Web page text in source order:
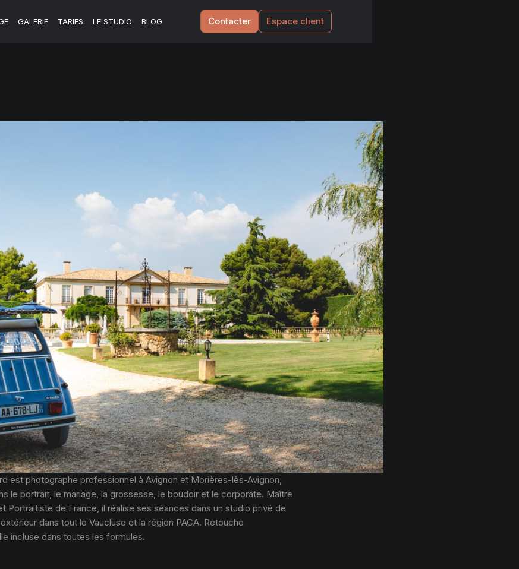
GALERIE TARIFS LE STUDIO BLOG Contacter Espace client
est photographe professionnel à Avignon et Morières-lès-Avignon,
le portrait, le mariage, la grossesse, le boudoir et le corporate. Maître
Portraitiste de France, il réalise ses séances dans un studio privé de
dans tout le Vaucluse et la région PACA. Retouche
incluse dans toutes les formules.